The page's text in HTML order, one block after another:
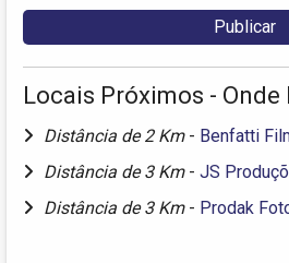
Locais Próximos - Onde
Distância de 2 Km - Benfatti
Distância de 3 Km - JS
Distância de 3 Km - Prodak